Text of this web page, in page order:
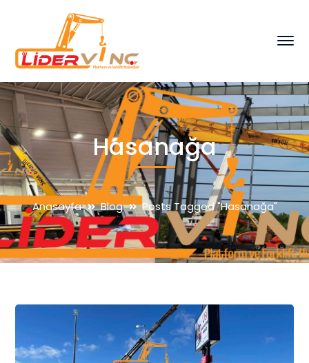
Hasanağa
Anasayfa Blog Posts Tagged "Hasanağa"